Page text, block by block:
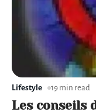
Les conseils
Lifestyle 19 min read